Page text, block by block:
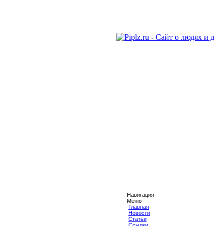
Навигация
Меню
Главная
Новости
Статьи